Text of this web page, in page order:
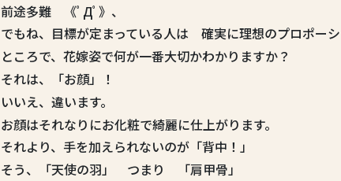
前途多難 《ﾟДﾟ》、
でもね、目標が定まっている人は 確実に理想のプロポーシ
ところで、花嫁姿で何が一番大切かわかりますか？
それは、「お顔」！
いいえ、違います。
お顔はそれなりにお化粧で綺麗に仕上がります。
それより、手を加えられないのが「背中！」
そう、「天使の羽」 つまり 「肩甲骨」